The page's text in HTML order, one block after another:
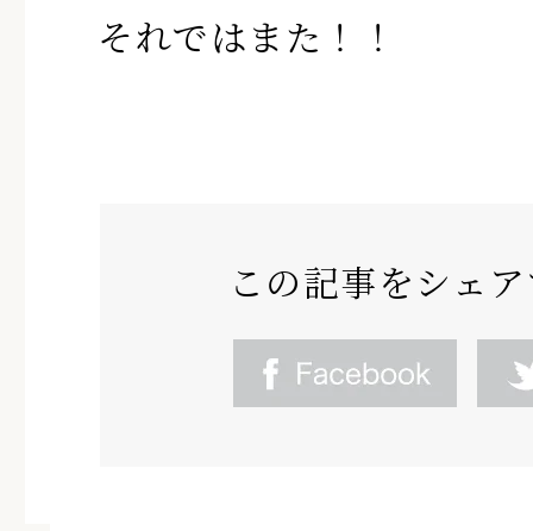
それではまた！！
この記事をシェ